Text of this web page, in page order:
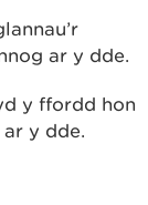
ar y dde.
y ffordd hon
y dde.